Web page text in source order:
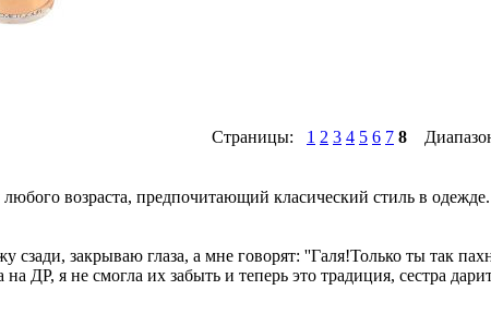
Страницы: 1 2 3 4 5 6 7 8
возраста, предпочитающий класический стиль в
сзади, закрываю глаза, а мне говорят: ''Галя!Только ты так
ДР, я не смогла их забыть и теперь это традиция, сестра